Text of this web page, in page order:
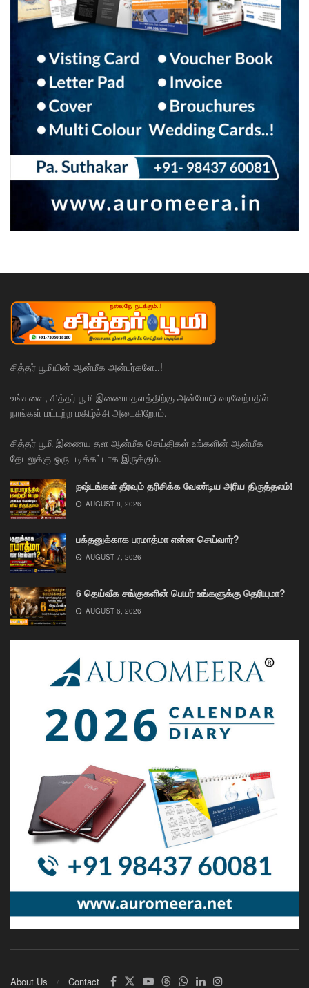
சித்தர் பூமியின் ஆன்மீக அன்பர்களே..!
உங்களை, சித்தர் பூமி இணையதளத்திற்கு அன்போடு வரவேற்பதில்
நாங்கள் மட்டற்ற மகிழ்ச்சி அடைகிறோம்.
சித்தர் பூமி இணைய தள ஆன்மீக செய்திகள் உங்களின் ஆன்மீக
தேடலுக்கு ஒரு படிக்கட்டாக இருக்கும்.
நஷ்டங்கள் தீரவும் தரிசிக்க வேண்டிய அரிய திருத்தலம்!
AUGUST 8, 2026
பக்தனுக்காக பரமாத்மா என்ன செய்வார்?
AUGUST 7, 2026
6 தெய்வீக சங்குகளின் பெயர் உங்களுக்கு தெரியுமா?
AUGUST 6, 2026
About Us Contact